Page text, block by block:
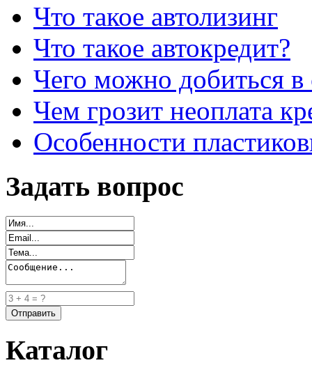
Что такое автолизинг
Что такое автокредит?
Чего можно добиться в
Чем грозит неоплата
Особенности
Задать вопрос
Каталог